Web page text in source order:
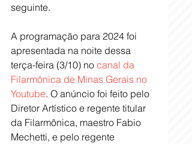
seguinte.
A programação para 2024 foi
apresentada na noite dessa
terça-feira (3/10) no canal da
Filarmônica de Minas Gerais no
Youtube. O anúncio foi feito pelo
Diretor Artístico e regente titular
da Filarmônica, maestro Fabio
Mechetti, e pelo regente